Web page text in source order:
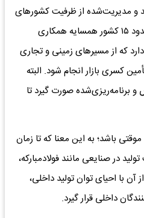
و مدیریت‌شده از ظرفیت کشورهای
همسایه استفاده کرد. ایران با حدود ۱۵ کشور همسایه همکاری
که از مسیرهای زمینی و تجاری
کسری بازار انجام شود. البته
برنامه‌ریزی‌شده صورت گیرد تا
باشد؛ به این معنا که تا زمان
در صنایعی مانند فولادمبارکه،
آن با احیای توان تولید داخلی،
داخلی قرار گیرد.